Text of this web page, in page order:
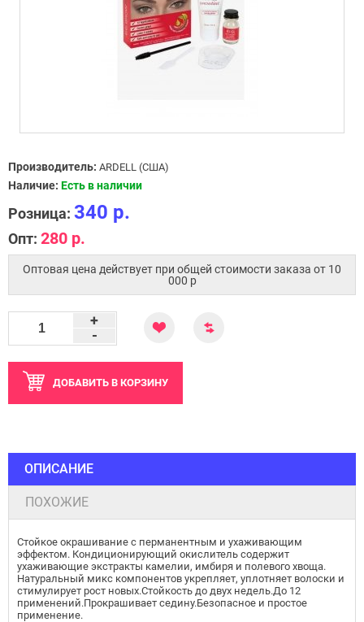
Производитель: ARDELL (США)
Наличие: Есть в наличии
Розница: 340 р.
Опт: 280 р.
Оптовая цена действует при общей стоимости заказа от 10
000 p
-
+
ДОБАВИТЬ В КОРЗИНУ
ОПИСАНИЕ
ПОХОЖИЕ
Стойкое окрашивание с перманентным и ухаживающим
эффектом. Кондиционирующий окислитель содержит
ухаживающие экстракты камелии, имбиря и полевого хвоща.
Натуральный микс компонентов укрепляет, уплотняет волоски и
стимулирует рост новых.Стойкость до двух недель.До 12
применений.Прокрашивает седину.Безопасное и простое
применение.